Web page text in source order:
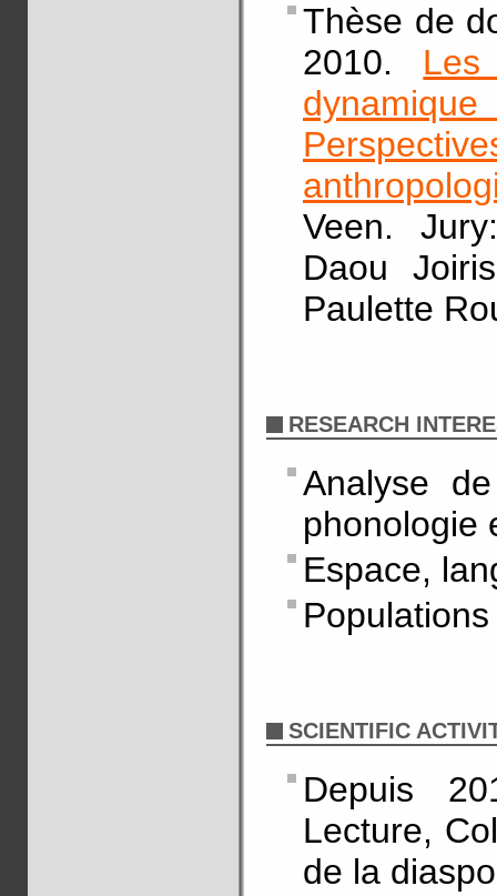
Thèse de
2010.
Veen.
Daou
Paulette
RESEARCH
Analyse
phonologie
Espace,
SCIENTIFIC
Depuis
Lecture,
de la